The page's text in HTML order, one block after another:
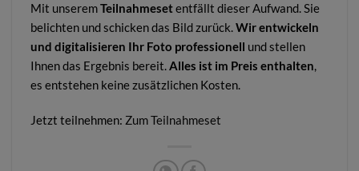
Mit unseremTeilnahmesetentfällt dieser Aufwand. Sie
belichten und schicken das Bild zurück.Wir entwickeln
und digitalisieren Ihr Foto professionell und stellen
Ihnen das Ergebnis bereit.Alles ist im Preis enthalten,
es entstehen keine zusätzlichen Kosten.
Jetzt teilnehmen: Zum Teilnahmeset